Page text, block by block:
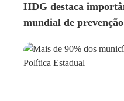
HDG destaca
mundial de prevenção